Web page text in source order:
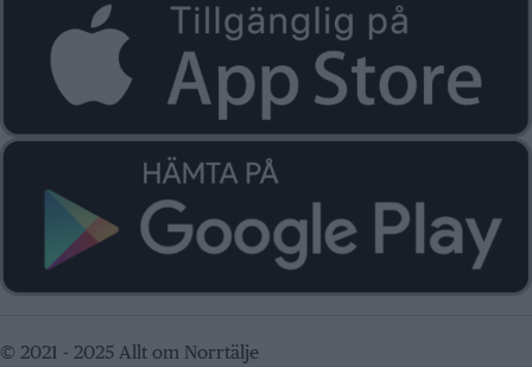
© 2021 - 2025 Allt om Norrtälje